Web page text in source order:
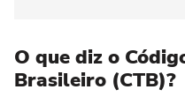
O que diz o
Brasileiro (CTB)?